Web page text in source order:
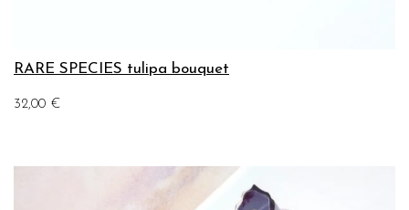
RARE SPECIES tulipa bouquet
32,00 €